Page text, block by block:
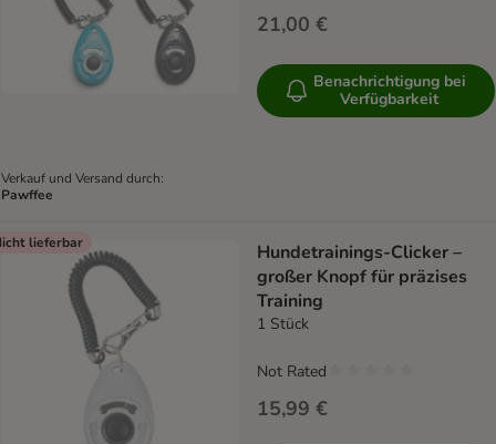
Verkauf und Versand durch:
Pawffee
21,00 €
Benachrichtigung bei
Verfügbarkeit
lieferbar
Hundetrainings-Clicker –
großer Knopf für präzises
Training
1 Stück
15,99 €
Not Rated